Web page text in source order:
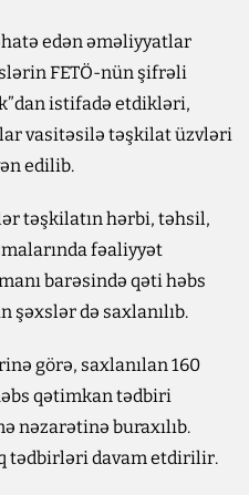
edən əməliyyatlar
FETÖ-nün şifrəli
istifadə etdikləri,
vasitəsilə təşkilat üzvləri
edilib.
təşkilatın hərbi, təhsil,
fəaliyyət
barəsində qəti həbs
şəxslər də saxlanılıb.
görə, saxlanılan 160
qətimkan tədbiri
nəzarətinə buraxılıb.
tədbirləri davam etdirilir.